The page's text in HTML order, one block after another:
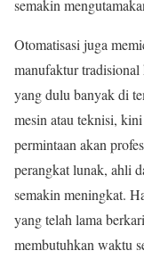
semakin
Otomatisasi juga
manufaktur
yang dulu banyak di
mesin atau teknisi,
permintaan akan
perangkat lunak, ahli
semakin meningkat.
yang telah lama
membutuhkan waktu